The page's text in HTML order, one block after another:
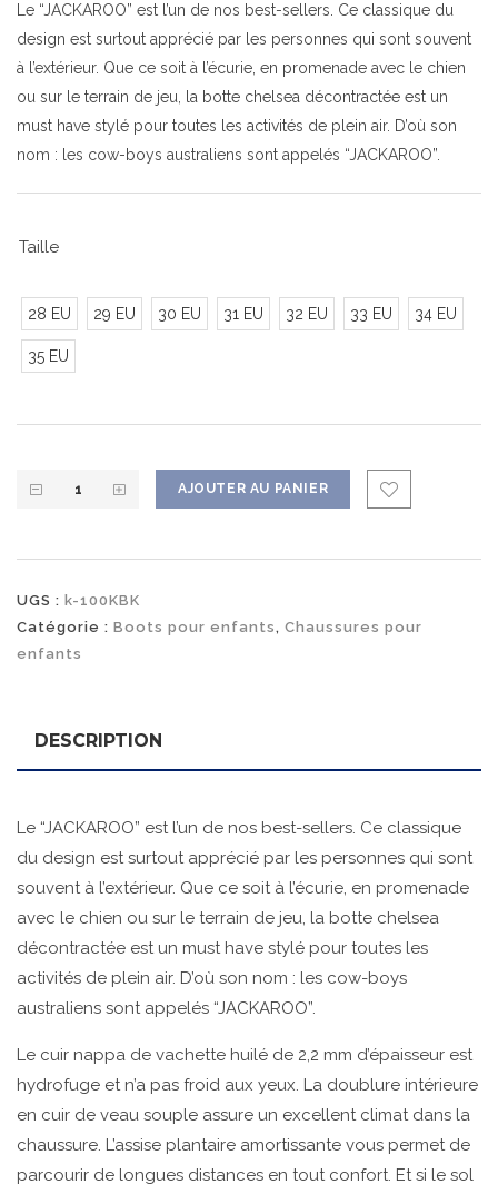
Le “JACKAROO” est l’un de nos best-sellers. Ce classique du
design est surtout apprécié par les personnes qui sont souvent
à l’extérieur. Que ce soit à l’écurie, en promenade avec le chien
ou sur le terrain de jeu, la botte chelsea décontractée est un
must have stylé pour toutes les activités de plein air. D’où son
nom : les cow-boys australiens sont appelés “JACKAROO”.
Taille
28 EU 29 EU 30 EU 31 EU 32 EU 33 EU 34 EU
35 EU
AJOUTER AU PANIER
UGS : k-100KBK
Catégorie : Boots pour enfants, Chaussures pour
enfants
DESCRIPTION
Le “JACKAROO” est l’un de nos best-sellers. Ce classique
du design est surtout apprécié par les personnes qui sont
souvent à l’extérieur. Que ce soit à l’écurie, en promenade
avec le chien ou sur le terrain de jeu, la botte chelsea
décontractée est un must have stylé pour toutes les
activités de plein air. D’où son nom : les cow-boys
australiens sont appelés “JACKAROO”.
Le cuir nappa de vachette huilé de 2,2 mm d’épaisseur est
hydrofuge et n’a pas froid aux yeux. La doublure intérieure
en cuir de veau souple assure un excellent climat dans la
chaussure. L’assise plantaire amortissante vous permet de
parcourir de longues distances en tout confort. Et si le sol